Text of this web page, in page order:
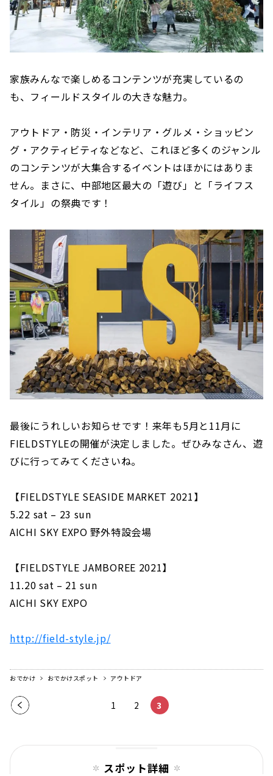
家族みんなで楽しめるコンテンツが充実しているの
も、フィールドスタイルの大きな魅力。
アウトドア・防災・インテリア・グルメ・ショッピン
グ・アクティビティなどなど、これほど多くのジャンル
のコンテンツが大集合するイベントはほかにはありま
せん。まさに、中部地区最大の「遊び」と「ライフス
タイル」の祭典です！
最後にうれしいお知らせです！来年も5月と11月に
FIELDSTYLEの開催が決定しました。ぜひみなさん、遊
びに行ってみてくださいね。
【FIELDSTYLE SEASIDE MARKET 2021】
5.22 sat – 23 sun
AICHI SKY EXPO 野外特設会場
【FIELDSTYLE JAMBOREE 2021】
11.20 sat – 21 sun
AICHI SKY EXPO
http://field-style.jp/
おでかけ おでかけスポット アウトドア
前の
1 2 3
スポット詳細